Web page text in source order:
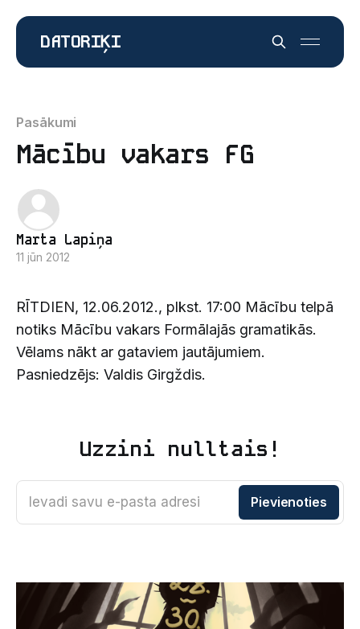
DATORIĶI
Pasākumi
Mācību vakars FG
Marta Lapiņa
11 jūn 2012
RĪTDIEN, 12.06.2012., plkst. 17:00 Mācību telpā
notiks Mācību vakars Formālajās gramatikās.
Vēlams nākt ar gataviem jautājumiem.
Pasniedzējs: Valdis Girgždis.
Uzzini nulltais!
Ievadi savu e-pasta adresi Pievienoties